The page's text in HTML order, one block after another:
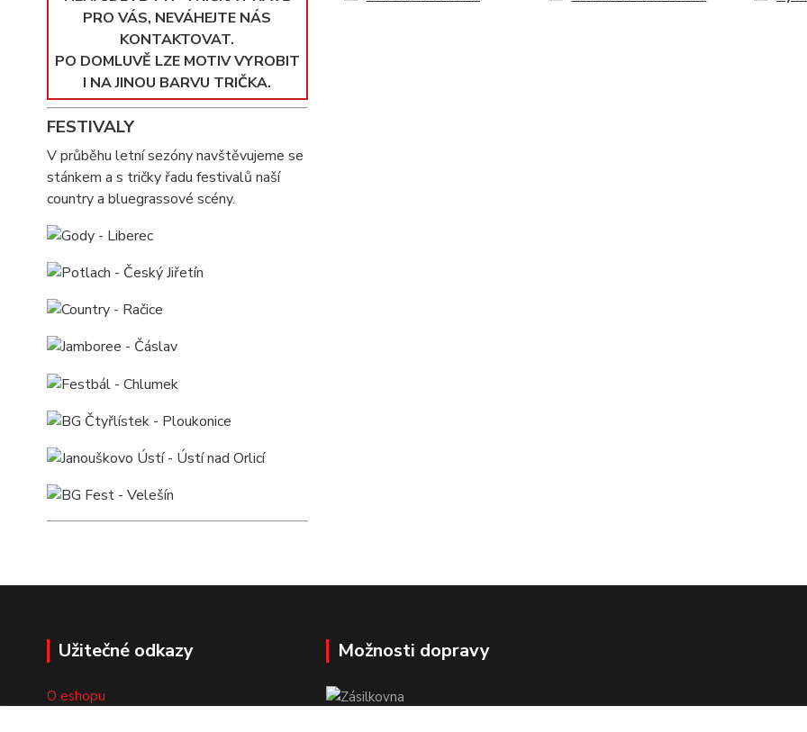
PRO VÁS, NEVÁHEJTE NÁS
KONTAKTOVAT.
PO DOMLUVĚ LZE MOTIV VYROBIT
I NA JINOU BARVU TRIČKA.
FESTIVALY
V průběhu letní sezóny navštěvujeme se
stánkem a s tričky řadu festivalů naší
country a bluegrassové scény.
Užitečné odkazy
O eshopu
Možnosti dopravy